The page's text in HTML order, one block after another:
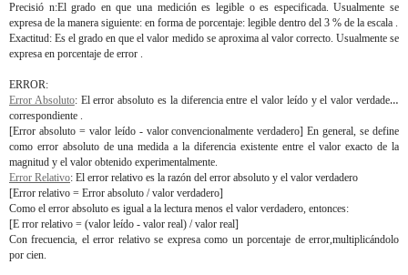
Precisió n:El grado en que una medición es legible o es especificada. Usualmente se
expresa de la manera siguiente: en forma de porcentaje: legible dentro del 3 % de la escala .
Exactitud: Es el grado en que el valor medido se aproxima al valor correcto. Usualmente se
expresa en porcentaje de error .
ERROR:
Error Absoluto: El error absoluto es la diferencia entre el valor leído y el valor verdadero
correspondiente .
[Error absoluto = valor leído - valor convencionalmente verdadero] En general, se define
como error absoluto de una medida a la diferencia existente entre el valor exacto de la
magnitud y el valor obtenido experimentalmente.
Error Relativo: El error relativo es la razón del error absoluto y el valor verdadero
[Error relativo = Error absoluto / valor verdadero]
Como el error absoluto es igual a la lectura menos el valor verdadero, entonces:
[E rror relativo = (valor leído - valor real) / valor real]
Con frecuencia, el error relativo se expresa como un porcentaje de error,multiplicándolo
por cien.